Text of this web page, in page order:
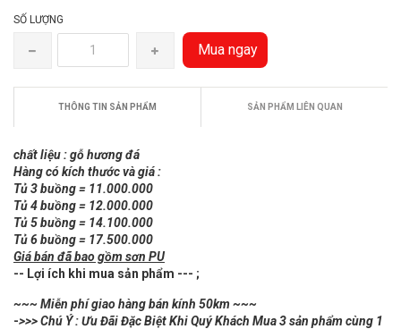
SỐ LƯỢNG
Mua ngay
THÔNG TIN SẢN PHẨM SẢN PHẨM LIÊN QUAN
chất liệu : gỗ hương đá
Hàng có kích thước và giá :
Tủ 3 buồng = 11.000.000
Tủ 4 buồng = 12.000.000
Tủ 5 buồng = 14.100.000
Tủ 6 buồng = 17.500.000
Giá bán đã bao gồm sơn PU
-- Lợi ích khi mua sản phẩm --- ;
~~~ Miễn phí giao hàng bán kính 50km ~~~
->>> Chú Ý : Ưu Đãi Đặc Biệt Khi Quý Khách Mua 3 sản phẩm cùng 1